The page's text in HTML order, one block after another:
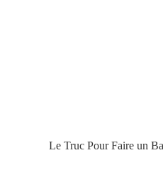
Le Truc Pour Faire un